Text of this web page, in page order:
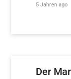
5 Jahren ago
Der